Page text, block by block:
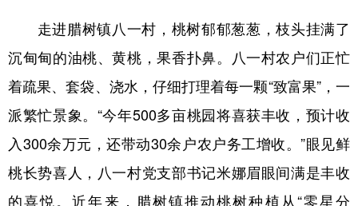
北京 天津 河北 山西
辽宁 吉林 上海 江苏
浙江 安徽 福建 江西
山东 河南 湖北 湖南
四川 贵州 云南 西藏
走进腊树镇八一村，桃树郁郁葱葱，枝头挂满了
沉甸甸的油桃、黄桃，果香扑鼻。八一村农户们正忙
着疏果、套袋、浇水，仔细打理着每一颗“致富果”，一
派繁忙景象。“今年500多亩桃园将喜获丰收，预计收
入300余万元，还带动30余户农户务工增收。”眼见鲜
桃长势喜人，八一村党支部书记米娜眉眼间满是丰收
的喜悦。近年来，腊树镇推动桃树种植从“零星分